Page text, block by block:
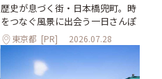
歴史が息づく街・日本橋兜町。時
をつなぐ風景に出会う一日さんぽ
東京都 [PR] 2026.07.28